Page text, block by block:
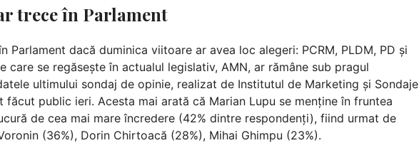
trece în Parlament
Parlament dacă duminica viitoare ar avea loc alegeri: PCRM, PLDM, PD și
care se regăsește în actualul legislativ, AMN, ar rămâne sub pragul
ultimului sondaj de opinie, realizat de Institutul de Marketing și Sondaje
făcut public ieri. Acesta mai arată că Marian Lupu se menține în fruntea
de cea mai mare încredere (42% dintre respondenți), fiind urmat de
(36%), Dorin Chirtoacă (28%), Mihai Ghimpu (23%).